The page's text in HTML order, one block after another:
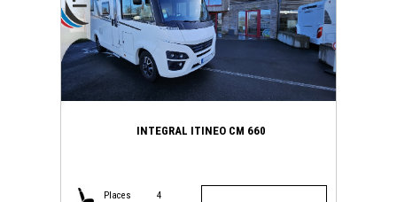
INTEGRAL ITINEO CM 660
Places 4